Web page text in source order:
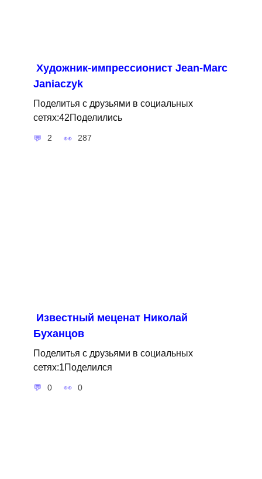
Художник-импрессионист Jean-Marc
Janiaczyk
Поделитья с друзьями в социальных
сетях:42Поделились
2 287
Известный меценат Николай
Буханцов
Поделитья с друзьями в социальных
сетях:1Поделился
0 0